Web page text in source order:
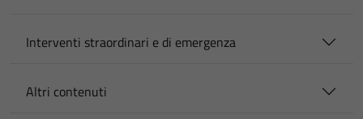
Interventi straordinari e di emergenza
Altri contenuti